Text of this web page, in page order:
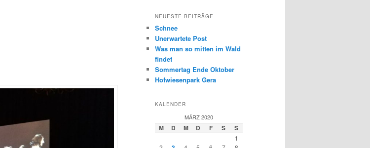
h
n
NEUESTE BEITRÄGE
Schnee
Unerwartete Post
Was man so mitten im Wald
findet
Sommertag Ende Oktober
Hofwiesenpark Gera
KALENDER
MÄRZ 2020
M D M D F S S
1